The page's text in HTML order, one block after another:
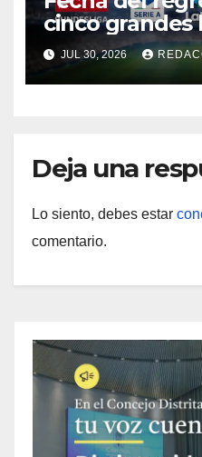
cinco grandes
JUL 30, 2026
Deja una
Lo siento, debes estar
comentario.